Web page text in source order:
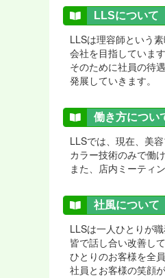
LLSについて
LLSは理容師という
会社を目指しています
そのために社員の待
発展していきます。
働き方につい
LLSでは、現在、美
カラー技術のみで働
また、店内ミーティ
社風について
LLSは一人ひとりが
皆で話し合い改善して
ひとりのお客様を全
社員とお客様の笑顔